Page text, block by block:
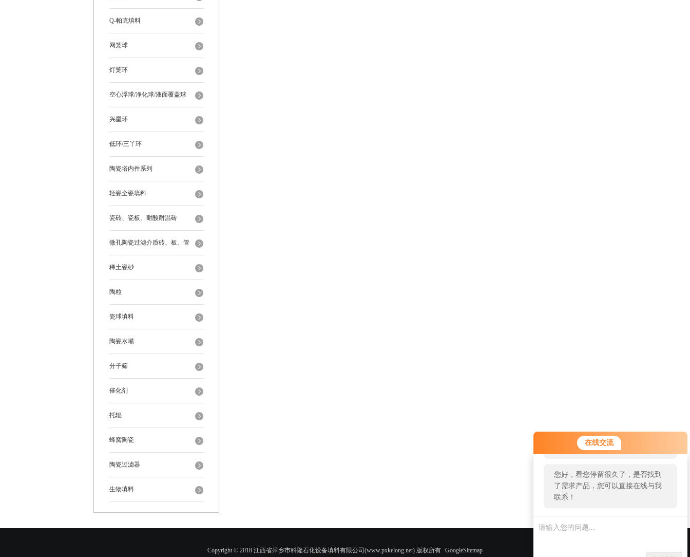
在线交流
您好！欢迎前来咨询，很高兴为您
服务，请问您要咨询什么问题呢？
您好，看您停留很久了，是否找到
了需求产品，您可以直接在线与我
联系！
Q-帕克填料
网笼球
灯笼环
空心浮球/净化球/液面覆盖球
兴星环
低环/三丫环
陶瓷塔内件系列
轻瓷全瓷填料
瓷砖、瓷板、耐酸耐温砖
微孔陶瓷过滤介质砖、板、管
稀土瓷砂
陶粒
瓷球填料
陶瓷水嘴
分子筛
催化剂
托辊
蜂窝陶瓷
陶瓷过滤器
生物填料
Copyright © 2018 江西省萍乡市科隆石化设备填料有限公司(www.pxkelong.net) 版权所有 GoogleSitemap